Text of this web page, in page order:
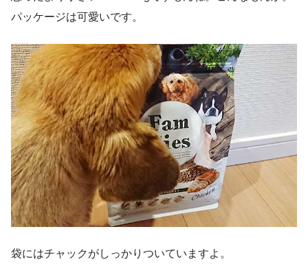
パッケージは可愛いです。
袋にはチャックがしっかりついていますよ。